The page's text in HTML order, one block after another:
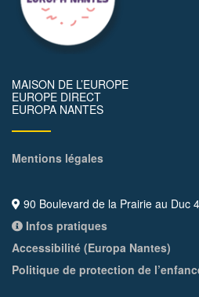
MAISON DE L’EUROPE
EUROPE DIRECT
EUROPA NANTES
Mentions légales
90 Boulevard de la Prairie au Duc
Infos pratiques
Accessibilité (Europa Nantes)
Politique de protection de